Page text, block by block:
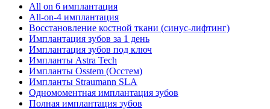
All on 6 имплантация
All-on-4 имплантация
Восстановление костной ткани (синус-лифтинг)
Имплантация зубов за 1 день
Имплантация зубов под ключ
Импланты Astra Tech
Импланты Osstem (Осстем)
Импланты Straumann SLA
Одномоментная имплантация зубов
Полная имплантация зубов